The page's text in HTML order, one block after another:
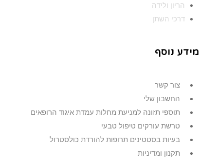
הריון ולידה
דרכי השתן
מידע נוסף
צור קשר
החשבון שלי
תוספי תזונה למניעת מחלות עמדת איגוד הרופאים
טרשת עורקים טיפול טבעי
בעיות בסטטינים תרופות להורדת כולסטרול
תקנון ומדיניות